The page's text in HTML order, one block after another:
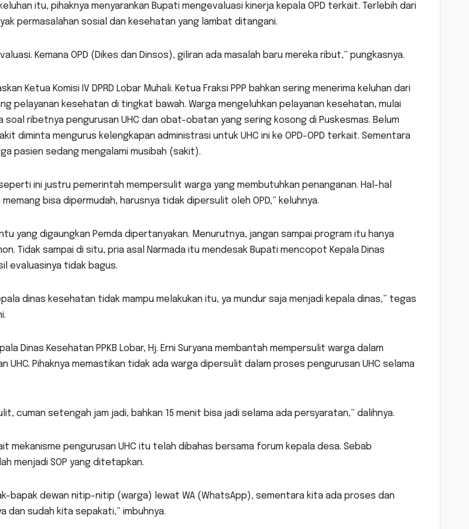
itu, pihaknya menyarankan Bupati mengevaluasi kinerja kepala OPD terkait. Terlebih dari
permasalahan sosial dan kesehatan yang lambat ditangani.
Kemana OPD (Dikes dan Dinsos), giliran ada masalah baru mereka ribut,” pungkasnya.
Ketua Komisi IV DPRD Lobar Muhali. Ketua Fraksi PPP bahkan sering menerima keluhan dari
pelayanan kesehatan di tingkat bawah. Warga mengeluhkan pelayanan kesehatan, mulai
soal ribetnya pengurusan UHC dan obat-obatan yang sering kosong di Puskesmas. Belum
diminta mengurus kelengkapan administrasi untuk UHC ini ke OPD-OPD terkait. Sementara
pasien sedang mengalami musibah (sakit).
ini justru pemerintah mempersulit warga yang membutuhkan penanganan. Hal-hal
memang bisa dipermudah, harusnya tidak dipersulit oleh OPD,” keluhnya.
yang digaungkan Pemda dipertanyakan. Menurutnya, jangan sampai program itu hanya
Tidak sampai di situ, pria asal Narmada itu mendesak Bupati mencopot Kepala Dinas
evaluasinya tidak bagus.
dinas kesehatan tidak mampu melakukan itu, ya mundur saja menjadi kepala dinas,” tegas
Dinas Kesehatan PPKB Lobar, Hj. Erni Suryana membantah mempersulit warga dalam
UHC. Pihaknya memastikan tidak ada warga dipersulit dalam proses pengurusan UHC selama
cuman setengah jam jadi, bahkan 15 menit bisa jadi selama ada persyaratan,” dalihnya.
mekanisme pengurusan UHC itu telah dibahas bersama forum kepala desa. Sebab
menjadi SOP yang ditetapkan.
bapak dewan nitip-nitip (warga) lewat WA (WhatsApp), sementara kita ada proses dan
dan sudah kita sepakati,” imbuhnya.